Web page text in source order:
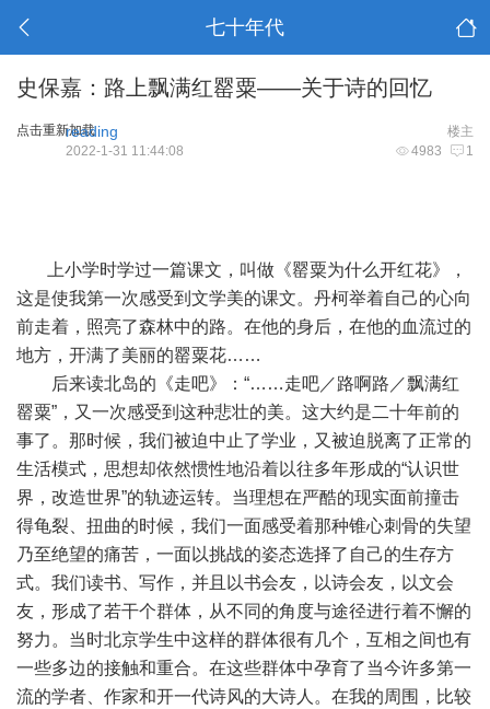
七十年代
史保嘉：路上飘满红罂粟——关于诗的回忆
点击重新加载 楼主
reading
4983 1
2022-1-31 11:44:08
上小学时学过一篇课文，叫做《罂粟为什么开红花》，
这是使我第一次感受到文学美的课文。丹柯举着自己的心向
前走着，照亮了森林中的路。在他的身后，在他的血流过的
地方，开满了美丽的罂粟花……
后来读北岛的《走吧》：“……走吧／路啊路／飘满红
罂粟”，又一次感受到这种悲壮的美。这大约是二十年前的
事了。那时候，我们被迫中止了学业，又被迫脱离了正常的
生活模式，思想却依然惯性地沿着以往多年形成的“认识世
界，改造世界”的轨迹运转。当理想在严酷的现实面前撞击
得龟裂、扭曲的时候，我们一面感受着那种锥心刺骨的失望
乃至绝望的痛苦，一面以挑战的姿态选择了自己的生存方
式。我们读书、写作，并且以书会友，以诗会友，以文会
友，形成了若干个群体，从不同的角度与途径进行着不懈的
努力。当时北京学生中这样的群体很有几个，互相之间也有
一些多边的接触和重合。在这些群体中孕育了当今许多第一
流的学者、作家和开一代诗风的大诗人。在我的周围，比较